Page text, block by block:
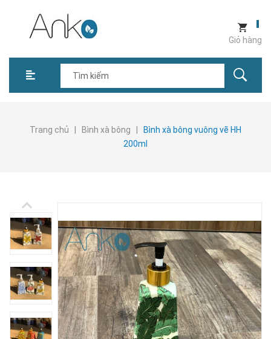
Giỏ hàng
Trang chủ Bình xà bông
Bình xà bông vuông vẽ HH
200ml